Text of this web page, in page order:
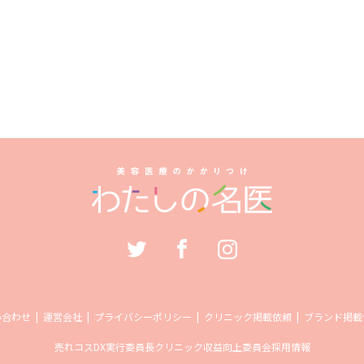
わせ 運営会社 プライバシーポリシー クリニック掲載依頼 ブランド掲
売れコスDX実行委員長クリニック収益向上委員会採用情報